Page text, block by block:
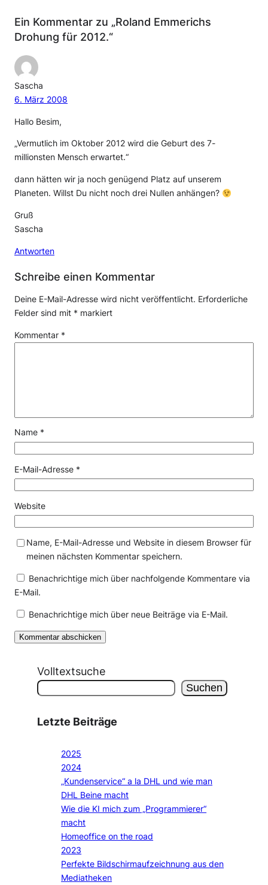
Ein Kommentar zu „Roland Emmerichs
Drohung für 2012.“
Sascha
6. März 2008
Hallo Besim,
„Vermutlich im Oktober 2012 wird die Geburt des 7-
millionsten Mensch erwartet.“
dann hätten wir ja noch genügend Platz auf unserem
Planeten. Willst Du nicht noch drei Nullen anhängen?
Gruß
Sascha
Antworten
Schreibe einen Kommentar
Deine E-Mail-Adresse wird nicht veröffentlicht. Erforderliche
Felder sind mit * markiert
Kommentar *
Name *
E-Mail-Adresse *
Website
Name, E-Mail-Adresse und Website in diesem Browser für
meinen nächsten Kommentar speichern.
Benachrichtige mich über nachfolgende Kommentare via
E-Mail.
Benachrichtige mich über neue Beiträge via E-Mail.
Volltextsuche
Suchen
Letzte Beiträge
2025
2024
„Kundenservice“ a la DHL und wie man
DHL Beine macht
Wie die KI mich zum „Programmierer“
macht
Homeoffice on the road
2023
Perfekte Bildschirmaufzeichnung aus den
Mediatheken